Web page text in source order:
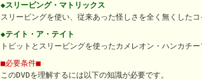
◆スリービング・マトリックス
スリービングを使い、従来あった怪しさを全く無くしたコ
◆テイト・ア・テイト
トピットとスリービングを使ったカメレオン・ハンカチー
■必要条件■
このDVDを理解するには以下の知識が必要です。